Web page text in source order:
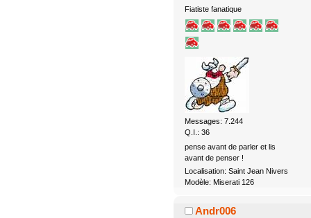
Fiatiste fanatique
Messages: 7.244
Q.I.: 36
pense avant de parler et lis
avant de penser !
Localisation: Saint Jean Nivers
Modèle: Miserati 126
Andr006